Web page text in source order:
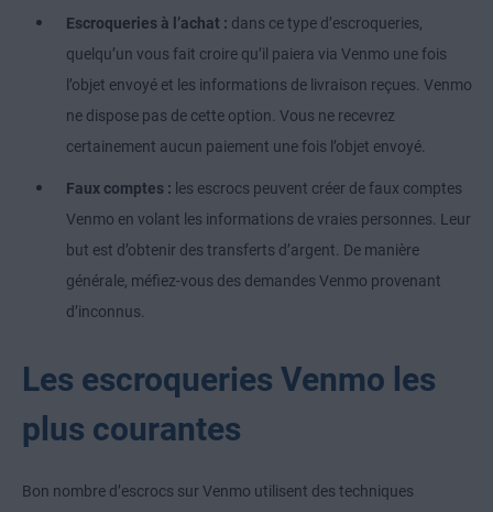
Escroqueries à l’achat : dans ce type d’escroqueries,
quelqu’un vous fait croire qu’il paiera via Venmo une fois
l’objet envoyé et les informations de livraison reçues. Venmo
ne dispose pas de cette option. Vous ne recevrez
certainement aucun paiement une fois l’objet envoyé.
Faux comptes : les escrocs peuvent créer de faux comptes
Venmo en volant les informations de vraies personnes. Leur
but est d’obtenir des transferts d’argent. De manière
générale, méfiez-vous des demandes Venmo provenant
d’inconnus.
Les escroqueries Venmo les
plus courantes
Bon nombre d’escrocs sur Venmo utilisent des techniques